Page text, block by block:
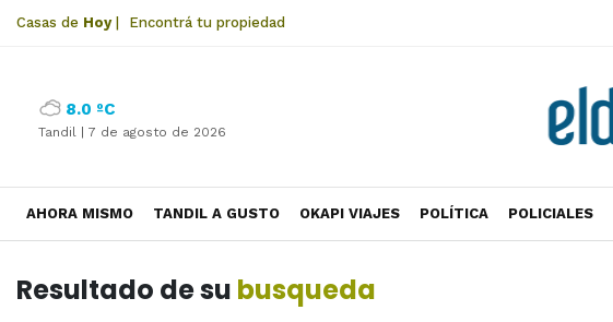
Casas de Hoy| Encontrá tu propiedad
8.0 ºC
Tandil | 7 de agosto de 2026
AHORA MISMO TANDIL A GUSTO OKAPI VIAJES POLÍTICA POLICIALES
Resultado de su busqueda